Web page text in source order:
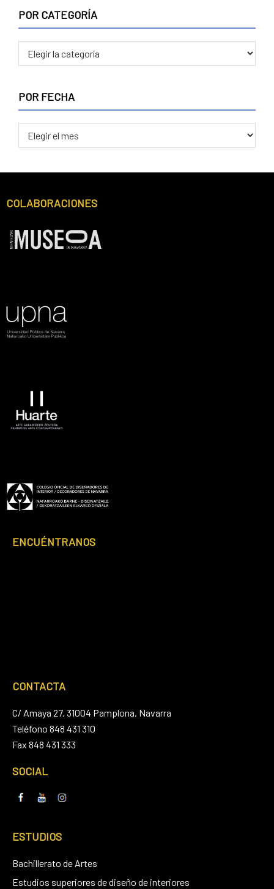
POR CATEGORÍA
CATEGORÍA
POR FECHA
FECHA
Footer
COLABORACIONES
Footer
ENCUÉNTRANOS
CONTACTA
C/ Amaya 27. 31004 Pamplona, Navarra
Teléfono 848 431 310
Fax 848 431 333
SOCIAL
ESTUDIOS
Bachillerato de Artes
Estudios superiores de diseño de interiores